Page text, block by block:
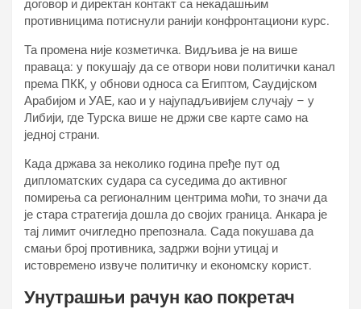
договор и директан контакт са некадашњим
противницима потиснули ранији конфронтациони курс.
Та промена није козметичка. Видљива је на више
праваца: у покушају да се отвори нови политички канал
према ПКК, у обнови односа са Египтом, Саудијском
Арабијом и УАЕ, као и у најупадљивијем случају – у
Либији, где Турска више не држи све карте само на
једној страни.
Када држава за неколико година пређе пут од
дипломатских судара са суседима до активног
помирења са регионалним центрима моћи, то значи да
је стара стратегија дошла до својих граница. Анкара је
тај лимит очигледно препознала. Сада покушава да
смањи број противника, задржи војни утицај и
истовремено извуче политичку и економску корист.
Унутрашњи рачун као покретач